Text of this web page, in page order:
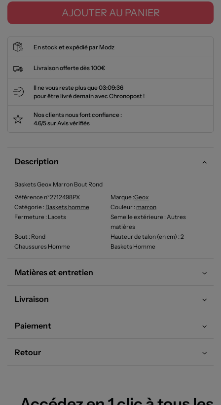
AJOUTER AU PANIER
En stock et expédié par Modz
Livraison offerte dès 100€
Il ne vous reste plus que03:09:36
pour être livré demain avec Chronopost !
Nos clients nous font confiance :
4.6/5 sur Avis vérifiés
Description
Baskets Geox Marron Bout Rond
Référence n°2712498PX
Marque :Geox
Catégorie : Baskets homme Couleur : marron
Fermeture : Lacets Semelle extérieure : Autres
matières
Bout : Rond Hauteur de talon (en cm) : 2
Chaussures Homme
Baskets Homme
Matières et entretien
Livraison
Paiement
Retour